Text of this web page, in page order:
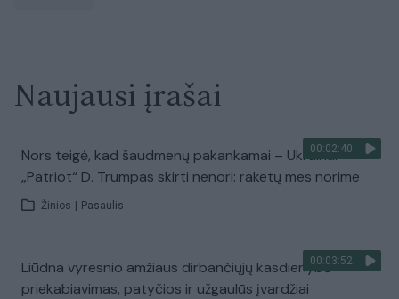
Naujausi įrašai
00:02:40
Nors teigė, kad šaudmenų pakankamai – Ukrainai
„Patriot“ D. Trumpas skirti nenori: raketų mes norime
Žinios Pasaulis
00:03:52
Liūdna vyresnio amžiaus dirbančiųjų kasdienybė –
priekabiavimas, patyčios ir užgaulūs įvardžiai